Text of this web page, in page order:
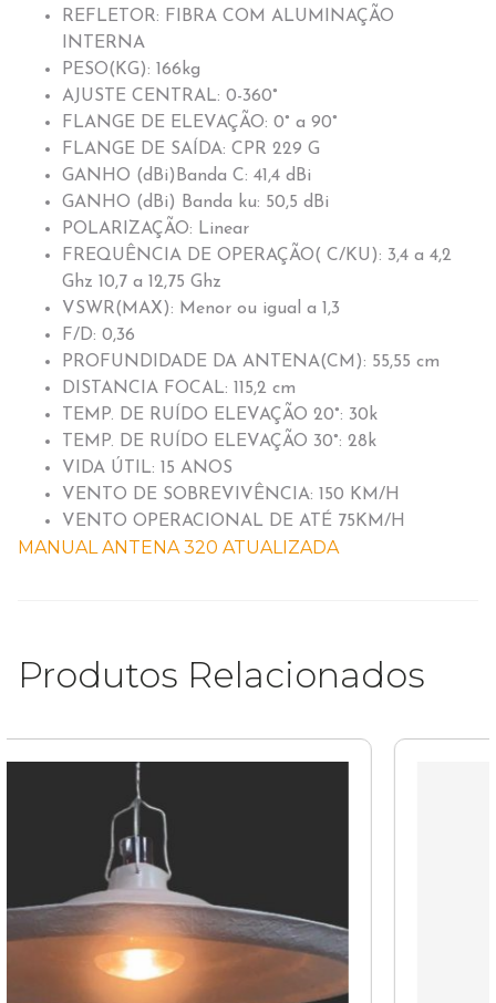
REFLETOR: FIBRA COM ALUMINAÇÃO
INTERNA
PESO(KG): 166kg
AJUSTE CENTRAL: 0-360°
FLANGE DE ELEVAÇÃO: 0° a 90°
FLANGE DE SAÍDA: CPR 229 G
GANHO (dBi)Banda C: 41,4 dBi
GANHO (dBi) Banda ku: 50,5 dBi
POLARIZAÇÃO: Linear
FREQUÊNCIA DE OPERAÇÃO( C/KU): 3,4 a 4,2
Ghz 10,7 a 12,75 Ghz
VSWR(MAX): Menor ou igual a 1,3
F/D: 0,36
PROFUNDIDADE DA ANTENA(CM): 55,55 cm
DISTANCIA FOCAL: 115,2 cm
TEMP. DE RUÍDO ELEVAÇÃO 20°: 30k
TEMP. DE RUÍDO ELEVAÇÃO 30°: 28k
VIDA ÚTIL: 15 ANOS
VENTO DE SOBREVIVÊNCIA: 150 KM/H
VENTO OPERACIONAL DE ATÉ 75KM/H
MANUAL ANTENA 320 ATUALIZADA
Produtos Relacionados